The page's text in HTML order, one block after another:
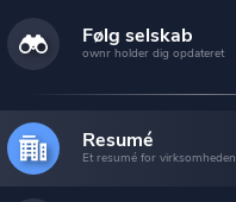
8 Ejendomme
Se dem alle
Følg selskab
ownr holder dig opdateret
Resumé
Et resumé for virksomheden